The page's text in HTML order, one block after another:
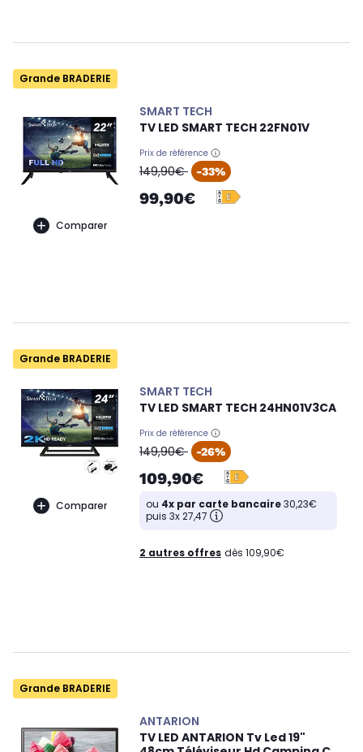
Grande BRADERIE
Comparer
SMART TECH
TV LED SMART TECH 22FN01V
Prix de référence
oldPrice
149,90€ -33%
99,90€
Grande BRADERIE
Comparer
SMART TECH
TV LED SMART TECH 24HN01V3CA
Prix de référence
oldPrice
149,90€ -26%
109,90€
ou 4x par carte bancaire30,23€
puis 3x 27,47
2 autres offres dès 109,90€
Grande BRADERIE
ANTARION
TV LED ANTARION Tv Led 19"